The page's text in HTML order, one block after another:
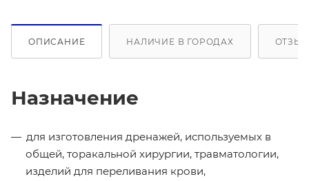
ОПИСАНИЕ НАЛИЧИЕ В ГОРОДАХ
Назначение
для изготовления дренажей, используемых в
общей, торакальной хирургии, травматологии,
изделий для переливания крови,